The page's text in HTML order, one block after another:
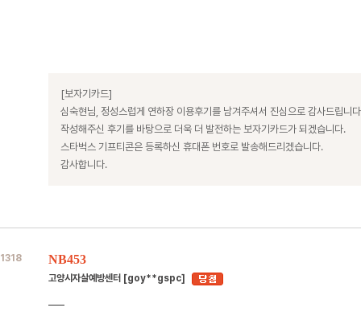
[보자기카드]
심숙현님, 정성스럽게 연하장 이용후기를 남겨주셔서 진심으로 감사드립니
작성해주신 후기를 바탕으로 더욱 더 발전하는 보자기카드가 되겠습니다.
스타벅스 기프티콘은 등록하신 휴대폰 번호로 발송해드리겠습니다.
감사합니다.
1318 NB453
고양시자살예방센터 [goy**gspc]